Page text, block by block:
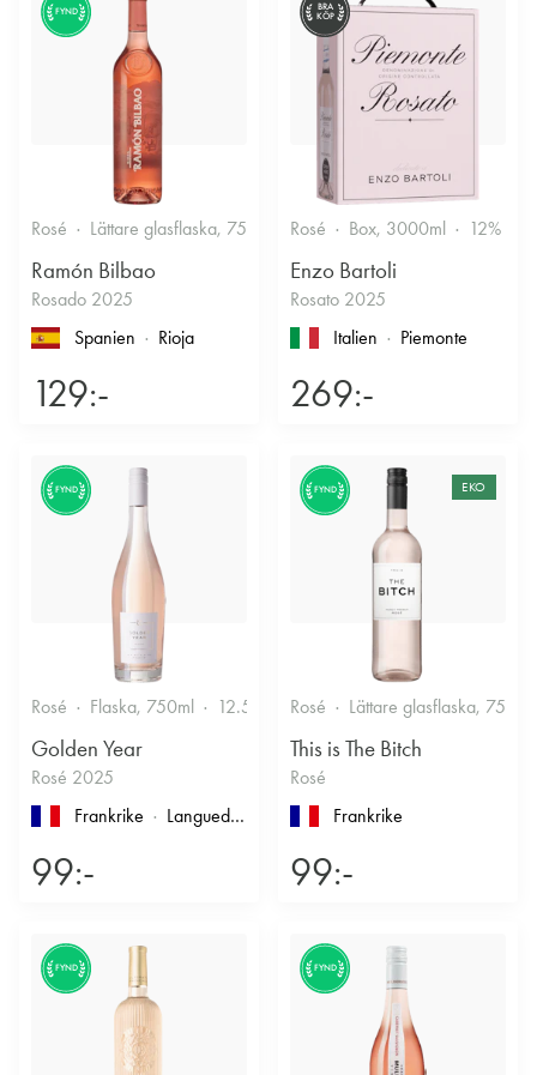
FYND
Rosé Lättare glasflaska, 750ml 12.5% Fruktigt & Smakrikt
Ramón Bilbao
Rosado 2025
Spanien
Rioja
129:-
BRA
KÖP
Rosé Box, 3000ml 12%
Enzo Bartoli
Rosato 2025
Italien
Piemonte
269:-
FYND
Rosé Flaska, 750ml 12.5% Friskt & Bärigt
Golden Year
Rosé 2025
Frankrike
Languedoc-Roussillon , Pays d'Oc
99:-
FYND EKO
Rosé Lättare glasflaska, 750ml
This is The Bitch
Rosé
Frankrike
99:-
FYND FYND